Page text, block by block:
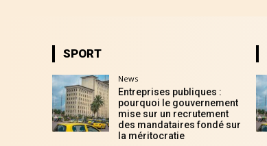
SPORT
News
Entreprises publiques :
pourquoi le gouvernement
mise sur un recrutement
des mandataires fondé sur
la méritocratie